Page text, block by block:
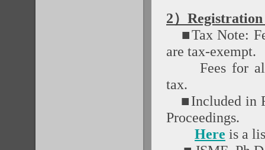
2）Registration
■Tax Note:
are tax-exempt.
Fees for all
tax.
■Included in
Proceedings.
Here is a